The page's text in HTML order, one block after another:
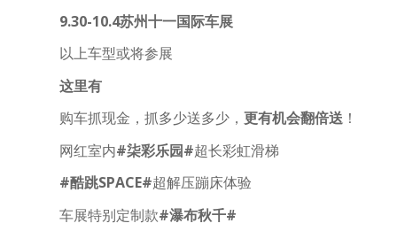
9.30-10.4苏州十一国际车展
以上车型或将参展
这里有
购车抓现金，抓多少送多少， 更有机会翻倍送 ！
网红室内#柒彩乐园#超长彩虹滑梯
#酷跳SPACE#超解压蹦床体验
车展特别定制款#瀑布秋千#